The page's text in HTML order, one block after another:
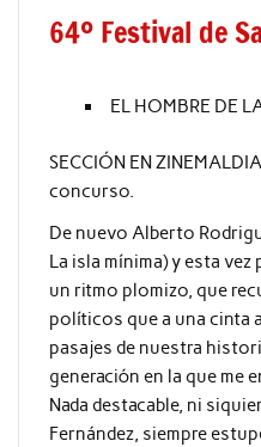
64º Festival de
EL HOMBRE DE
SECCIÓN EN
concurso.
De nuevo Alberto
La isla mínima) y esta
un ritmo plomizo, que
políticos que a una cinta
pasajes de nuestra
generación en la que me
Nada destacable, ni
Fernández, siempre